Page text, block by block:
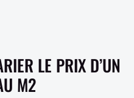
LE PRIX D’UN
M2